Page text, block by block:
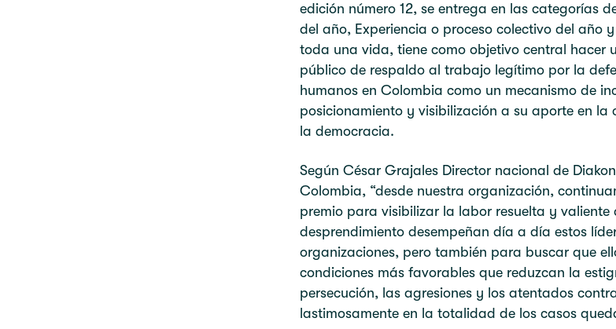
edición número 12, se entrega en las categorías
del año, Experiencia o proceso colectivo del año
toda una vida, tiene como objetivo central hacer
público de respaldo al trabajo legítimo por la
humanos en Colombia como un mecanismo de
posicionamiento y visibilización a su aporte en la
la democracia.
Según César Grajales Director nacional de
Colombia, “desde nuestra organización,
premio para visibilizar la labor resuelta y valiente
desprendimiento desempeñan día a día estos
organizaciones, pero también para buscar que
condiciones más favorables que reduzcan la
persecución, las agresiones y los atentados
lastimosamente en la totalidad de los casos